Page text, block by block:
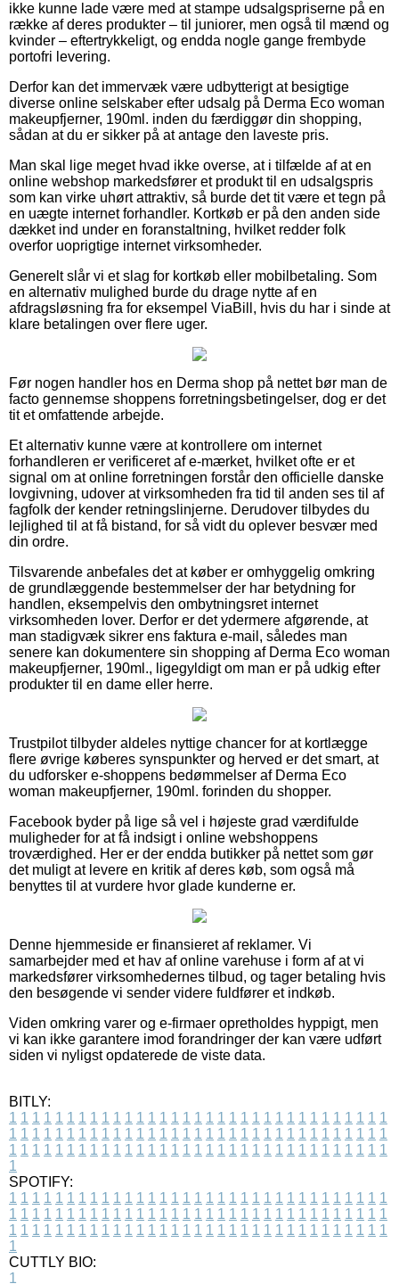
ikke kunne lade være med at stampe udsalgspriserne på en
række af deres produkter – til juniorer, men også til mænd og
kvinder – eftertrykkeligt, og endda nogle gange frembyde
portofri levering.
Derfor kan det immervæk være udbytterigt at besigtige
diverse online selskaber efter udsalg på Derma Eco woman
makeupfjerner, 190ml. inden du færdiggør din shopping,
sådan at du er sikker på at antage den laveste pris.
Man skal lige meget hvad ikke overse, at i tilfælde af at en
online webshop markedsfører et produkt til en udsalgspris
som kan virke uhørt attraktiv, så burde det tit være et tegn på
en uægte internet forhandler. Kortkøb er på den anden side
dækket ind under en foranstaltning, hvilket redder folk
overfor uoprigtige internet virksomheder.
Generelt slår vi et slag for kortkøb eller mobilbetaling. Som
en alternativ mulighed burde du drage nytte af en
afdragsløsning fra for eksempel ViaBill, hvis du har i sinde at
klare betalingen over flere uger.
Før nogen handler hos en Derma shop på nettet bør man de
facto gennemse shoppens forretningsbetingelser, dog er det
tit et omfattende arbejde.
Et alternativ kunne være at kontrollere om internet
forhandleren er verificeret af e-mærket, hvilket ofte er et
signal om at online forretningen forstår den officielle danske
lovgivning, udover at virksomheden fra tid til anden ses til af
fagfolk der kender retningslinjerne. Derudover tilbydes du
lejlighed til at få bistand, for så vidt du oplever besvær med
din ordre.
Tilsvarende anbefales det at køber er omhyggelig omkring
de grundlæggende bestemmelser der har betydning for
handlen, eksempelvis den ombytningsret internet
virksomheden lover. Derfor er det ydermere afgørende, at
man stadigvæk sikrer ens faktura e-mail, således man
senere kan dokumentere sin shopping af Derma Eco woman
makeupfjerner, 190ml., ligegyldigt om man er på udkig efter
produkter til en dame eller herre.
Trustpilot tilbyder aldeles nyttige chancer for at kortlægge
flere øvrige køberes synspunkter og herved er det smart, at
du udforsker e-shoppens bedømmelser af Derma Eco
woman makeupfjerner, 190ml. forinden du shopper.
Facebook byder på lige så vel i højeste grad værdifulde
muligheder for at få indsigt i online webshoppens
troværdighed. Her er der endda butikker på nettet som gør
det muligt at levere en kritik af deres køb, som også må
benyttes til at vurdere hvor glade kunderne er.
Denne hjemmeside er finansieret af reklamer. Vi
samarbejder med et hav af online varehuse i form af at vi
markedsfører virksomhedernes tilbud, og tager betaling hvis
den besøgende vi sender videre fuldfører et indkøb.
Viden omkring varer og e-firmaer opretholdes hyppigt, men
vi kan ikke garantere imod forandringer der kan være udført
siden vi nyligst opdaterede de viste data.
BITLY:
1 1 1 1 1 1 1 1 1 1 1 1 1 1 1 1 1 1 1 1 1 1 1 1 1 1 1 1 1 1 1 1 1
1 1 1 1 1 1 1 1 1 1 1 1 1 1 1 1 1 1 1 1 1 1 1 1 1 1 1 1 1 1 1 1 1
1 1 1 1 1 1 1 1 1 1 1 1 1 1 1 1 1 1 1 1 1 1 1 1 1 1 1 1 1 1 1 1 1
1
SPOTIFY:
1 1 1 1 1 1 1 1 1 1 1 1 1 1 1 1 1 1 1 1 1 1 1 1 1 1 1 1 1 1 1 1 1
1 1 1 1 1 1 1 1 1 1 1 1 1 1 1 1 1 1 1 1 1 1 1 1 1 1 1 1 1 1 1 1 1
1 1 1 1 1 1 1 1 1 1 1 1 1 1 1 1 1 1 1 1 1 1 1 1 1 1 1 1 1 1 1 1 1
1
CUTTLY BIO:
1